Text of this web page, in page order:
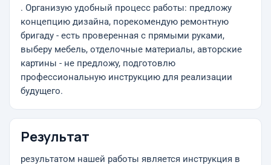
. Организую удобный процесс работы: предложу
концепцию дизайна, порекомендую ремонтную
бригаду - есть проверенная с прямыми руками,
выберу мебель, отделочные материалы, авторские
картины - не предложу, подготовлю
профессиональную инструкцию для реализации
будущего.
Результат
результатом нашей работы является инструкция в